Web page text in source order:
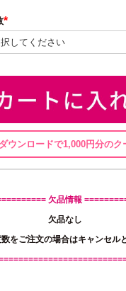
(必
須)
ウンロードで1,000円分のク
欠品情報
欠品なし
をご注文の場合はキャンセル